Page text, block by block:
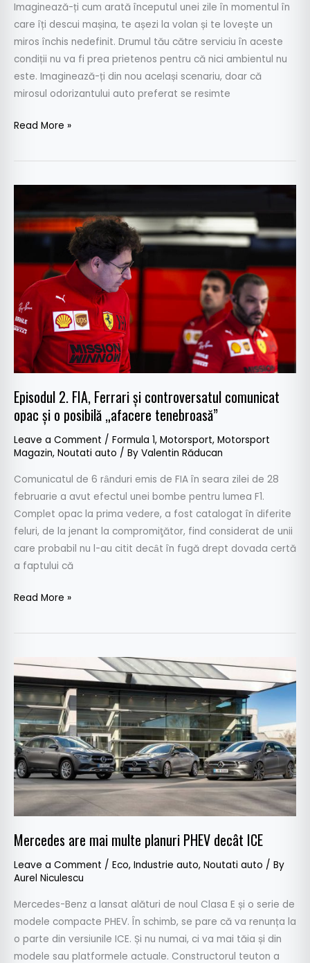
Imaginează-ți cum arată începutul unei zile în momentul în
care îți descui mașina, te așezi la volan și te lovește un
miros închis nedefinit. Drumul tău către serviciu în aceste
condiții nu va fi prea prietenos pentru că nici ambientul nu
este. Imaginează-ți din nou același scenariu, doar că
mirosul odorizantului auto preferat se resimte
Read More »
Episodul 2. FIA, Ferrari și controversatul comunicat
opac şi o posibilă „afacere tenebroasă”
Leave a Comment / Formula 1, Motorsport, Motorsport
Magazin, Noutati auto / By Valentin Răducan
Comunicatul de 6 rȃnduri emis de FIA în seara zilei de 28
februarie a avut efectul unei bombe pentru lumea F1.
Complet opac la prima vedere, a fost catalogat în diferite
feluri, de la jenant la compromiţător, find considerat de unii
care probabil nu l-au citit decȃt în fugă drept dovada certă
a faptului că
2.
FIA,
și
controversatul
comunicat
opac
şi
posibilă
tenebroasă”
Read More »
Mercedes are mai multe planuri PHEV decât ICE
Leave a Comment / Eco, Industrie auto, Noutati auto / By
Aurel Niculescu
Mercedes-Benz a lansat alături de noul Clasa E și o serie de
modele compacte PHEV. În schimb, se pare că va renunța la
o parte din versiunile ICE. Și nu numai, ci va mai tăia și din
modele sau platformele actuale. Constructorul teuton a
Mercedes
are
mai
multe
planuri
PHEV
decât
ICE